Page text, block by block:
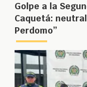
Golpe a la
Caquetá:
Perdomo”